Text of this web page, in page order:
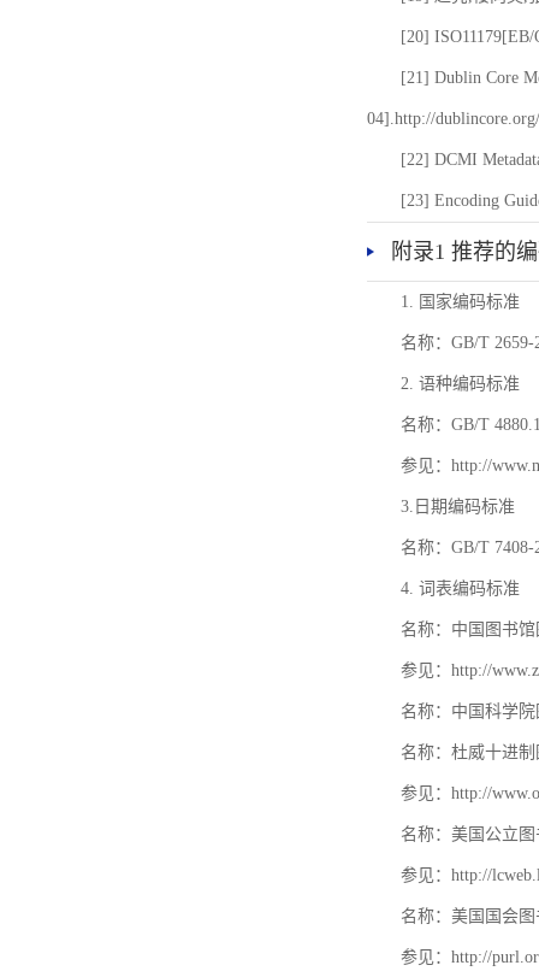
[20] ISO11179[EB/
[21] Dublin Core
04].http://
[22] DCMI
[23] Encoding
附录1 推荐的
1. 国家编码标准
名称：GB/T
2. 语种编码标准
名称：GB/T
参见：http://
3.日期编码标准
名称：GB/T
4. 词表编码标准
名称：中国图书
参见：http://
名称：中国科学
名称：杜威十进
参见：http://
名称：美国公立
参见：http://
名称：美国国会
参见：http://